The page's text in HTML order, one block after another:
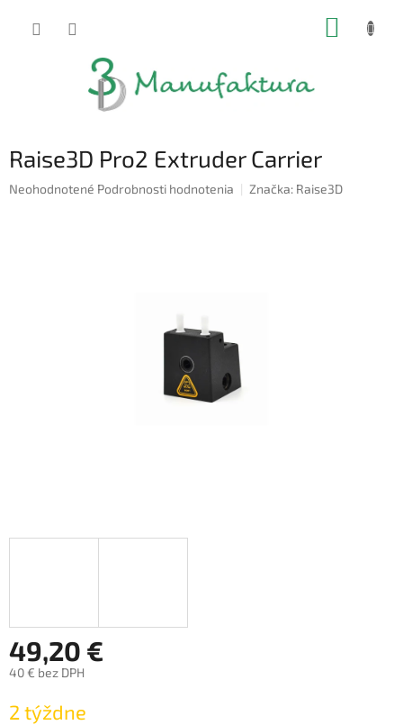
Raise3D Pro2 Extruder Carrier
Priemerné
Neohodnotené Podrobnosti hodnotenia Značka: Raise3D
49,20 €
40 € bez DPH
cena:
2 týždne